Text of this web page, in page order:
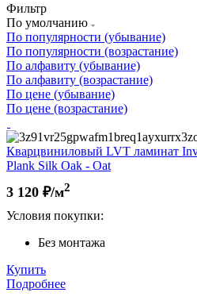
Фильтр
По умолчанию
По популярности (убывание)
По популярности (возрастание)
По алфавиту (убывание)
По алфавиту (возрастание)
По цене (убывание)
По цене (возрастание)
Кварцвиниловый LVT ламинат
Plank Silk Oak - Oat
3 120 ₽/м2
Условия покупки:
Без монтажа
Купить
Подробнее